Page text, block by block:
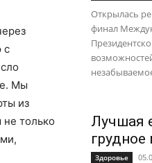
с
Мы
из
только
Открылась
финал
Лучшая
Здоровье